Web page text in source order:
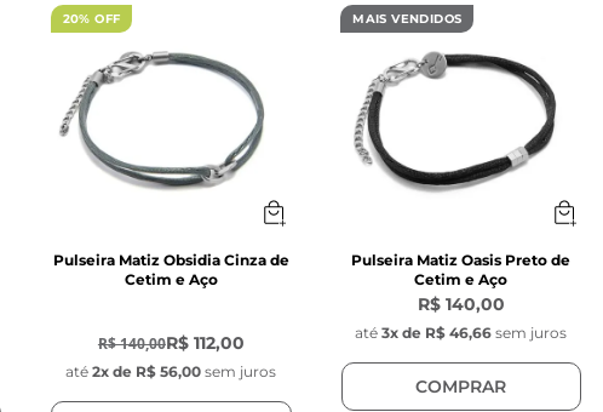
20% OFF
Pulseira Matiz Obsidia Cinza de
Cetim e Aço
R$ 140,00R$ 112,00
até 2x de R$ 56,00 sem juros
MAIS VENDIDOS
Pulseira Matiz Oasis Preto de
Cetim e Aço
R$ 140,00
até 3x de R$ 46,66 sem juros
COMPRAR